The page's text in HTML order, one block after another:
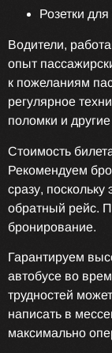
Розетки
Водители,
опыт
к пожеланиям
регулярное
поломки и
Стоимость
Рекомендуем
сразу, поскольку
обратный рейс.
бронирование.
Гарантируем
автобусе во
трудностей
написать в
максимально